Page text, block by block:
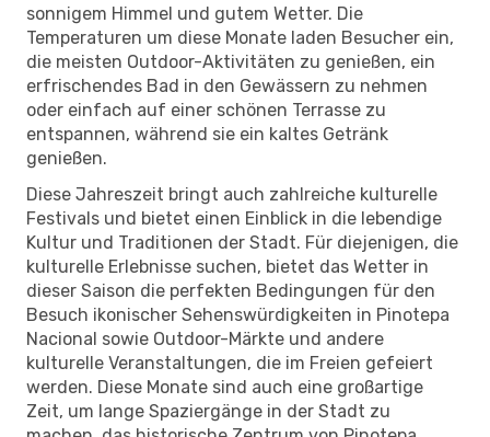
sonnigem Himmel und gutem Wetter. Die
Temperaturen um diese Monate laden Besucher ein,
die meisten Outdoor-Aktivitäten zu genießen, ein
erfrischendes Bad in den Gewässern zu nehmen
oder einfach auf einer schönen Terrasse zu
entspannen, während sie ein kaltes Getränk
genießen.
Diese Jahreszeit bringt auch zahlreiche kulturelle
Festivals und bietet einen Einblick in die lebendige
Kultur und Traditionen der Stadt. Für diejenigen, die
kulturelle Erlebnisse suchen, bietet das Wetter in
dieser Saison die perfekten Bedingungen für den
Besuch ikonischer Sehenswürdigkeiten in Pinotepa
Nacional sowie Outdoor-Märkte und andere
kulturelle Veranstaltungen, die im Freien gefeiert
werden. Diese Monate sind auch eine großartige
Zeit, um lange Spaziergänge in der Stadt zu